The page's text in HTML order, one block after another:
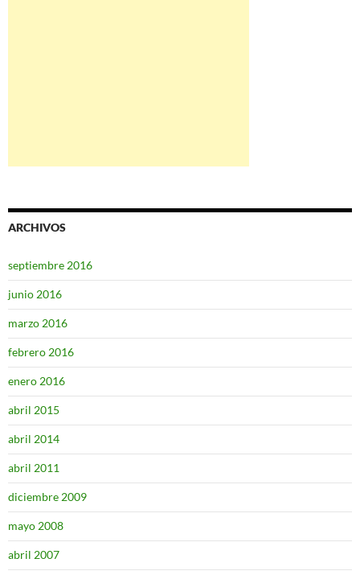
ARCHIVOS
septiembre 2016
junio 2016
marzo 2016
febrero 2016
enero 2016
abril 2015
abril 2014
abril 2011
diciembre 2009
mayo 2008
abril 2007